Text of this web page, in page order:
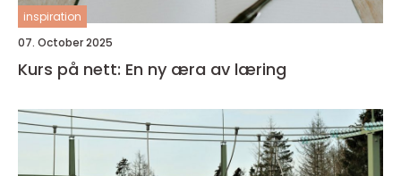
inspiration
07. October 2025
Kurs på nett: En ny æra av læring